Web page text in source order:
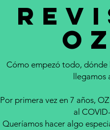
Cómo empezó todo, dónde
llegamos
Por primera vez en 7 años,
al
Queríamos hacer algo